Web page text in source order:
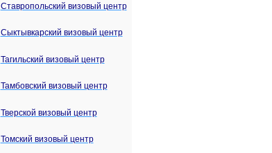
Ставропольский визовый центр
Сыктывкарский визовый центр
Тагильский визовый центр
Тамбовский визовый центр
Тверской визовый центр
Томский визовый центр